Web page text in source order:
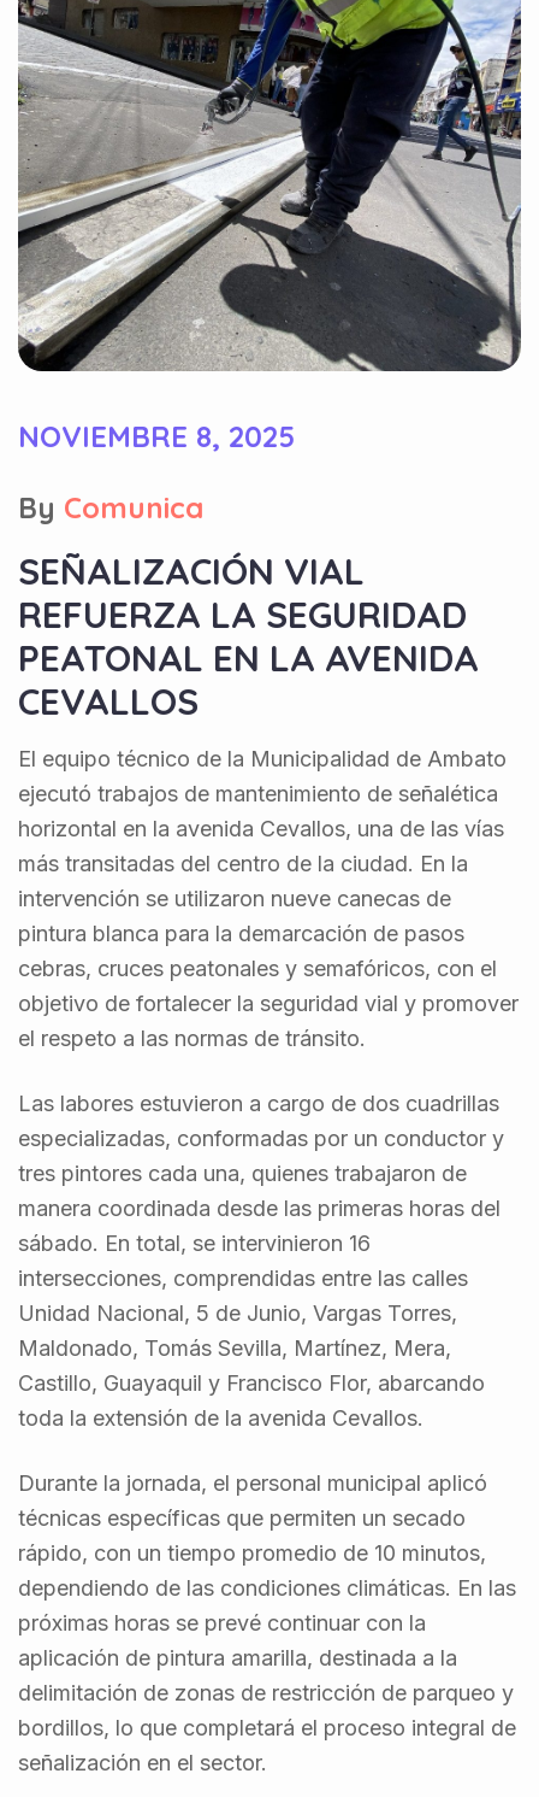
NOVIEMBRE 8, 2025
By Comunica
SEÑALIZACIÓN VIAL
REFUERZA LA SEGURIDAD
PEATONAL EN LA AVENIDA
CEVALLOS
El equipo técnico de la Municipalidad de Ambato
ejecutó trabajos de mantenimiento de señalética
horizontal en la avenida Cevallos, una de las vías
más transitadas del centro de la ciudad. En la
intervención se utilizaron nueve canecas de
pintura blanca para la demarcación de pasos
cebras, cruces peatonales y semafóricos, con el
objetivo de fortalecer la seguridad vial y promover
el respeto a las normas de tránsito.
Las labores estuvieron a cargo de dos cuadrillas
especializadas, conformadas por un conductor y
tres pintores cada una, quienes trabajaron de
manera coordinada desde las primeras horas del
sábado. En total, se intervinieron 16
intersecciones, comprendidas entre las calles
Unidad Nacional, 5 de Junio, Vargas Torres,
Maldonado, Tomás Sevilla, Martínez, Mera,
Castillo, Guayaquil y Francisco Flor, abarcando
toda la extensión de la avenida Cevallos.
Durante la jornada, el personal municipal aplicó
técnicas específicas que permiten un secado
rápido, con un tiempo promedio de 10 minutos,
dependiendo de las condiciones climáticas. En las
próximas horas se prevé continuar con la
aplicación de pintura amarilla, destinada a la
delimitación de zonas de restricción de parqueo y
bordillos, lo que completará el proceso integral de
señalización en el sector.